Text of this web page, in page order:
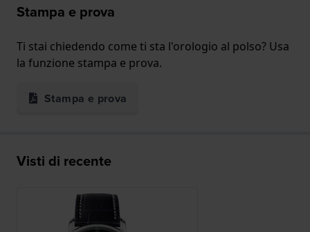
Stampa e prova
Ti stai chiedendo come ti sta l'orologio al polso? Usa
la funzione stampa e prova.
Stampa e prova
Visti di recente